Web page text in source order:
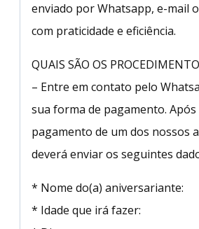
enviado por Whatsapp, e-mail
com praticidade e eficiência.
QUAIS SÃO OS
– Entre em contato pelo
sua forma de pagamento.
pagamento de um dos nossos
deverá enviar os seguintes
* Nome do(a) aniversariante:
* Idade que irá fazer: